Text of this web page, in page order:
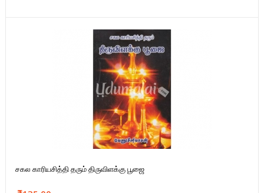
சகல காரியசித்தி தரும் திருவிளக்கு பூஜை